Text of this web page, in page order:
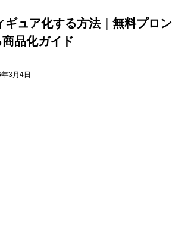
ュア化する方法｜無料プロン
品化ガイド
3月4日